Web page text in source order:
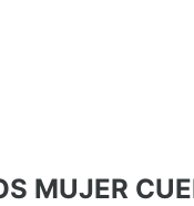
MUJER